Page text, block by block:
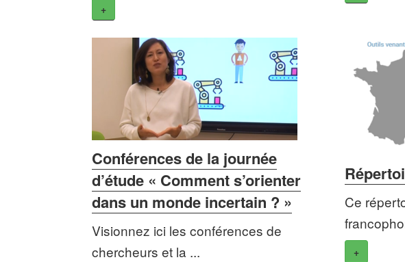
+
Conférences de la journée
d’étude « Comment s’orienter
dans un monde incertain ? »
Visionnez ici les conférences de
chercheurs et la ...
Ce
+